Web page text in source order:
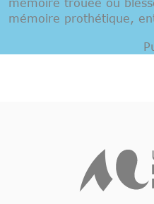
mémoire trouée ou
mémoire prothétique,